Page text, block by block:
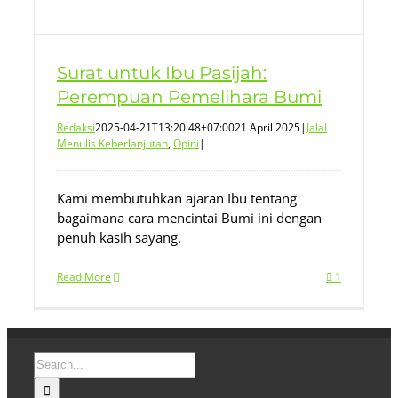
Surat untuk Ibu Pasijah:
Perempuan Pemelihara Bumi
Redaksi2025-04-21T13:20:48+07:0021 April 2025| Jalal
Menulis Keberlanjutan,Opini|
Kami membutuhkan ajaran Ibu tentang
bagaimana cara mencintai Bumi ini dengan
penuh kasih sayang.
Read More 1
Search
for: